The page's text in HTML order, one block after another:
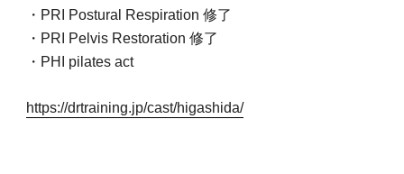
・PRI Postural Respiration 修了
・PRI Pelvis Restoration 修了
・PHI pilates act
https://drtraining.jp/cast/higashida/